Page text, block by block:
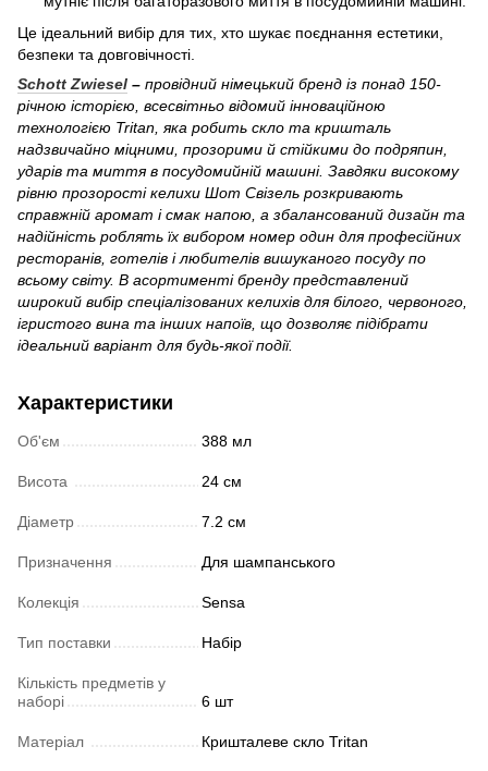
Це ідеальний вибір для тих, хто шукає поєднання естетики,
безпеки та довговічності.
Schott Zwiesel – провідний німецький бренд із понад 150-
річною історією, всесвітньо відомий інноваційною
технологією Tritan, яка робить скло та кришталь
надзвичайно міцними, прозорими й стійкими до подряпин,
ударів та миття в посудомийній машині. Завдяки високому
рівню прозорості келихи Шот Свізель розкривають
справжній аромат і смак напою, а збалансований дизайн та
надійність роблять їх вибором номер один для професійних
ресторанів, готелів і любителів вишуканого посуду по
всьому світу. В асортименті бренду представлений
широкий вибір спеціалізованих келихів для білого, червоного,
ігристого вина та інших напоїв, що дозволяє підібрати
ідеальний варіант для будь-якої події.
Характеристики
Об'єм 388 мл
Висота 24 см
Діаметр 7.2 см
Призначення Для шампанського
Колекція Sensa
Тип поставки Набір
Кількість предметів у
наборі
6 шт
Матеріал Кришталеве скло Tritan